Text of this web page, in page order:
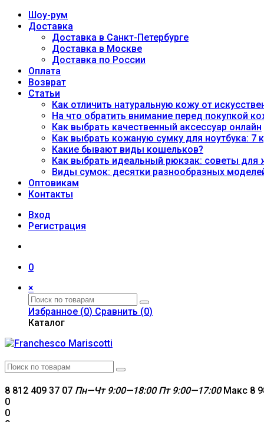
Шоу-рум
Доставка
Доставка в Санкт-Петербурге
Доставка в Москве
Доставка по России
Оплата
Возврат
Статьи
Как отличить натуральную кожу от
На что обратить внимание перед покупкой
Как выбрать качественный аксессуар онлайн
Как выбрать кожаную сумку для ноутбука: 7
Какие бывают виды кошельков?
Как выбрать идеальный рюкзак: советы
Виды сумок: десятки разнообразных
Оптовикам
Контакты
Вход
Регистрация
0
×
Избранное (0) Сравнить (0)
Каталог
8 812 409 37 07 Пн—Чт 9:00—18:00 Пт 9:00—17:00Макс 8
0
0